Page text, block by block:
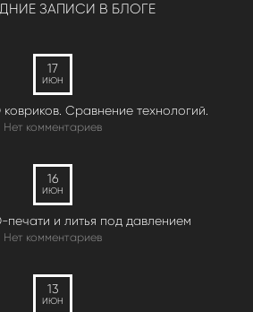
ЗАПИСИ В БЛОГЕ
17
ИЮН
Сравнение технологий.
Нет комментариев
16
ИЮН
и литья под давлением
Нет комментариев
13
ИЮН